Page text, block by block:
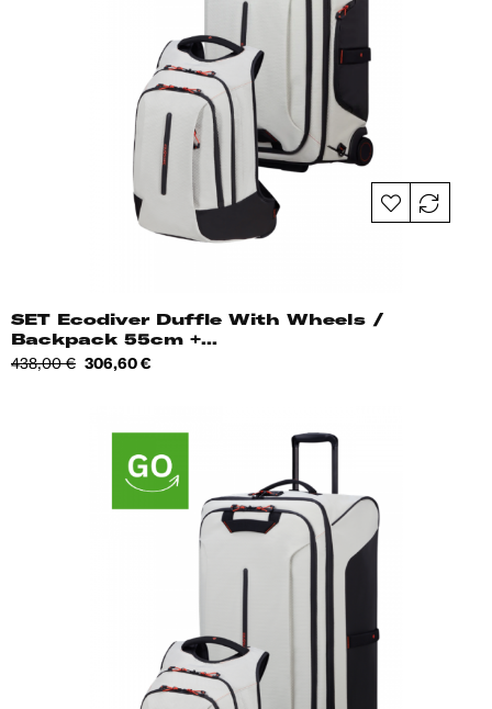
SET Ecodiver Duffle With Wheels /
Backpack 55cm +...
Tavahind
438,00 € Hind
306,60 €